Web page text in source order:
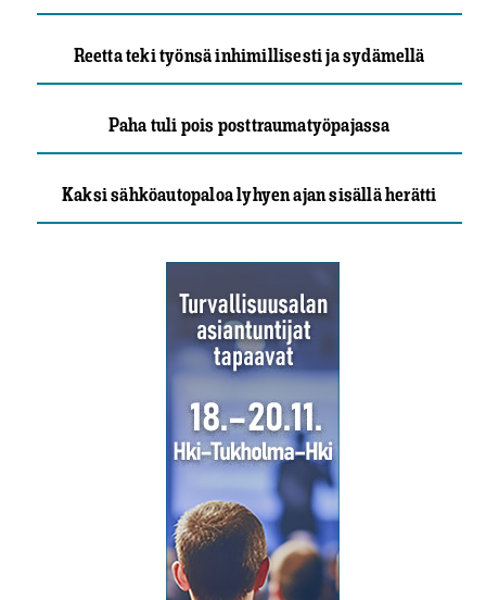
Reetta teki työnsä inhimillisesti ja sydämellä
Paha tuli pois posttraumatyöpajassa
Kaksi sähköautopaloa lyhyen ajan sisällä herätti